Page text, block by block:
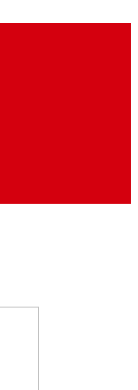
области на сайте